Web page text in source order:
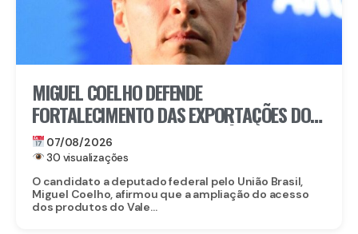
MIGUEL COELHO DEFENDE
FORTALECIMENTO DAS EXPORTAÇÕES DO
VALE DO SÃO FRANCISCO APÓS ABERTURA
DO MERCADO CHINÊS
07/08/2026
30 visualizações
O candidato a deputado federal pelo União Brasil,
Miguel Coelho, afirmou que a ampliação do acesso
dos produtos do Vale...